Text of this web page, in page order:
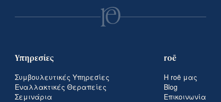
Υπηρεσίες
Συμβουλευτικές Υπηρεσίες
Εναλλακτικές Θεραπείες
Σεμινάρια
roē
Η roē μας
Blog
Επικοινωνία